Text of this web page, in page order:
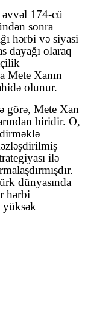
əvvəl 174-cü
sonra
hərbi və siyasi
dayağı olaraq
Mete Xanın
olunur.
görə, Mete Xan
biridir. O,
ilə
dünyasında
hərbi
yüksək